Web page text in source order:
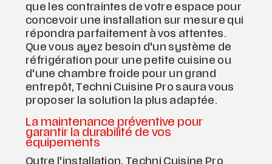
que les contraintes de votre espace pour
concevoir une installation sur mesure qui
répondra parfaitement à vos attentes.
Que vous ayez besoin d'un système de
réfrigération pour une petite cuisine ou
d'une chambre froide pour un grand
entrepôt, Techni Cuisine Pro saura vous
proposer la solution la plus adaptée.
La maintenance préventive pour
garantir la durabilité de vos
équipements